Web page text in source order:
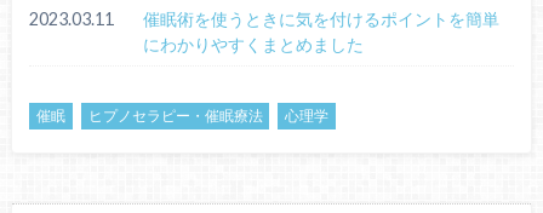
2023.03.11
催眠術を使うときに気を付けるポイントを簡単
にわかりやすくまとめました
催眠 ヒプノセラピー・催眠療法 心理学